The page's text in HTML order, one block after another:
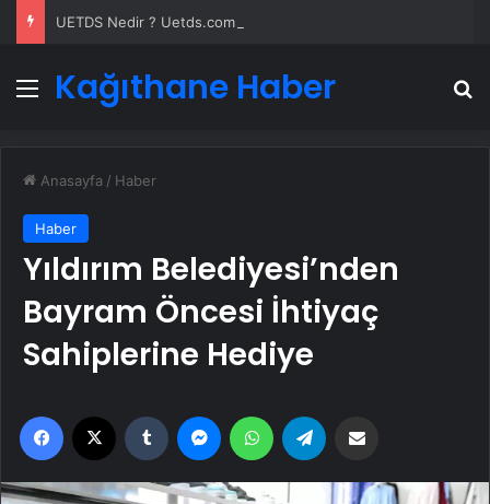
Menü
Kağıthane Haber
Anasayfa / Haber
Haber
Yıldırım Belediyesi’nden
Bayram Öncesi İhtiyaç
Sahiplerine Hediye
Facebook Tumblr MessengerWhatsApp